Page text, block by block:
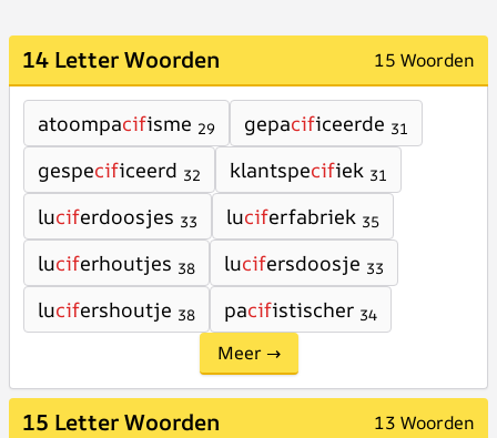
14 Letter Woorden 15 Woorden
atoompacifisme 29 gepacificeerde 31
gespecificeerd 32 klantspecifiek 31
luciferdoosjes 33 luciferfabriek 35
luciferhoutjes 38 lucifersdoosje 33
lucifershoutje 38 pacifistischer 34
Meer →
15 Letter Woorden 13 Woorden